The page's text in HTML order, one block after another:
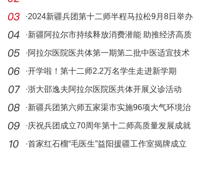
·2024新疆兵团第十二师半程马拉松9月8日举办
·新疆阿拉尔市持续释放消费潜能 助推经济高质
量发展
·阿拉尔医院医共体第一期第二批中医适宜技术
培训班
·开学啦！第十二师2.2万名学生走进新学期
·浙大邵逸夫阿拉尔医院医共体开展义诊活动
·新疆兵团第六师五家渠市实施96项大气环境治
理
·庆祝兵团成立70周年第十二师高质量发展成就
巡礼·
·首家红石榴“毛医生”益阳援疆工作室揭牌成立